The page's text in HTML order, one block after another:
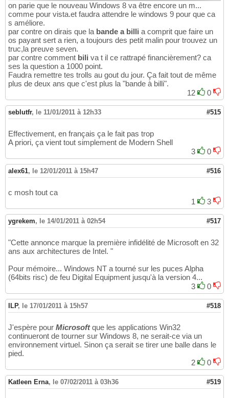
on parie que le nouveau Windows 8 va être encore un m...
comme pour vista.et faudra attendre le windows 9 pour que ca
s améliore.
par contre on dirais que la bande a billi a comprit que faire un
os payant sert a rien, a toujours des petit malin pour trouvez un
truc,la preuve seven.
par contre comment bili va t il ce rattrapé financièrement? ca
ses la question a 1000 point.
Faudra remettre tes trolls au gout du jour. Ça fait tout de même
plus de deux ans que c'est plus la "bande à billi".
12
0
seblutfr, le 11/01/2011 à 12h33 #515
Effectivement, en français ça le fait pas trop
A priori, ça vient tout simplement de Modern Shell
3
0
alex61, le 12/01/2011 à 15h47 #516
c mosh tout ca
1
3
ygrekem, le 14/01/2011 à 02h54 #517
"Cette annonce marque la première infidélité de Microsoft en 32
ans aux architectures de Intel. "
Pour mémoire... Windows NT a tourné sur les puces Alpha
(64bits risc) de feu Digital Equipment jusqu'à la version 4...
3
0
ILP, le 17/01/2011 à 15h57 #518
J'espère pour Microsoftque les applications Win32
continueront de tourner sur Windows 8, ne serait-ce via un
environnement virtuel. Sinon ça serait se tirer une balle dans le
pied.
2
0
Katleen Erna, le 07/02/2011 à 03h36 #519